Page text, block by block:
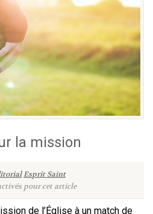
la mission
Esprit Saint
pour cet article
de l’Église à un match de